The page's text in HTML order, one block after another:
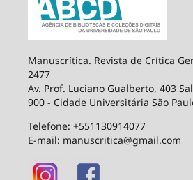
Manuscrítica. Revista de Crítica
2477
Av. Prof. Luciano Gualberto, 403
900 - Cidade Universitária São
Telefone: +551130914077
E-mail: manuscritica@gmail.com